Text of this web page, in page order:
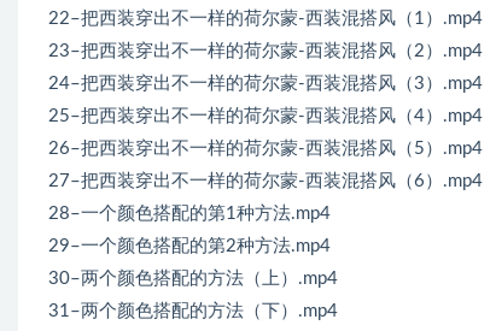
22–把西装穿出不一样的荷尔蒙-西装混搭风（1）.mp4
23–把西装穿出不一样的荷尔蒙-西装混搭风（2）.mp4
24–把西装穿出不一样的荷尔蒙-西装混搭风（3）.mp4
25–把西装穿出不一样的荷尔蒙-西装混搭风（4）.mp4
26–把西装穿出不一样的荷尔蒙-西装混搭风（5）.mp4
27–把西装穿出不一样的荷尔蒙-西装混搭风（6）.mp4
28–一个颜色搭配的第1种方法.mp4
29–一个颜色搭配的第2种方法.mp4
30–两个颜色搭配的方法（上）.mp4
31–两个颜色搭配的方法（下）.mp4